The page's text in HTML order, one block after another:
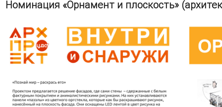
Номинация «Орнамент и плоскость»